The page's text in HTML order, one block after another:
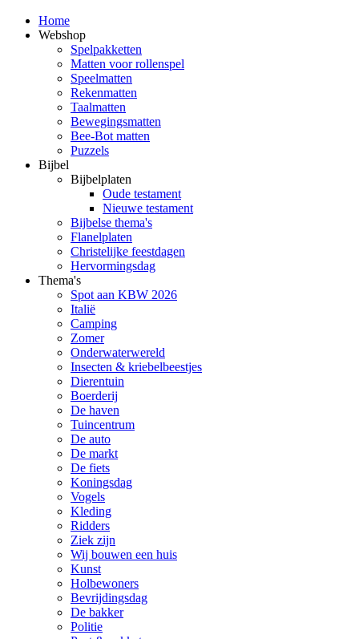
Home
Webshop
Spelpakketten
Matten voor rollenspel
Speelmatten
Rekenmatten
Taalmatten
Bewegingsmatten
Bee-Bot matten
Puzzels
Bijbel
Bijbelplaten
Oude testament
Nieuwe testament
Bijbelse thema's
Flanelplaten
Christelijke feestdagen
Hervormingsdag
Thema's
Spot aan KBW 2026
Italië
Camping
Zomer
Onderwaterwereld
Insecten & kriebelbeestjes
Dierentuin
Boerderij
De haven
Tuincentrum
De auto
De markt
De fiets
Koningsdag
Vogels
Kleding
Ridders
Ziek zijn
Wij bouwen een huis
Kunst
Holbewoners
Bevrijdingsdag
De bakker
Politie